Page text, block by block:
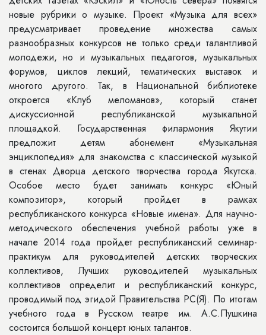
новые рубрики о музыке. Проект «Музыка для всех»
предусматривает проведение множества самых
разнообразных конкурсов не только среди талантливой
молодежи, но и музыкальных педагогов, музыкальных
форумов, циклов лекций, тематических выставок и
многого другого. Так, в Национальной библиотеке
откроется «Клуб меломанов», который станет
дискуссионной республиканской музыкальной
площадкой. Государственная филармония Якутии
предложит детям абонемент «Музыкальная
энциклопедия» для знакомства с классической музыкой
в стенах Дворца детского творчества города Якутска.
Особое место будет занимать конкурс «Юный
композитор», который пройдет в рамках
республиканского конкурса «Новые имена». Для научно-
методического обеспечения учебной работы уже в
начале 2014 года пройдет республиканский семинар-
практикум для руководителей детских творческих
коллективов, Лучших руководителей музыкальных
коллективов определит и республиканский конкурс,
проводимый под эгидой Правительства РС(Я). По итогам
учебного года в Русском театре им. А.С.Пушкина
состоится большой концерт юных талантов.